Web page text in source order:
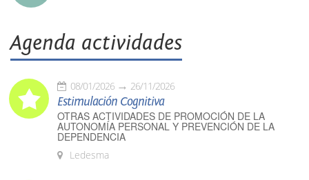
Agenda actividades
08/01/2026 26/11/2026
Estimulación Cognitiva
OTRAS ACTIVIDADES DE PROMOCIÓN DE LA
AUTONOMÍA PERSONAL Y PREVENCIÓN DE LA
DEPENDENCIA
Ledesma